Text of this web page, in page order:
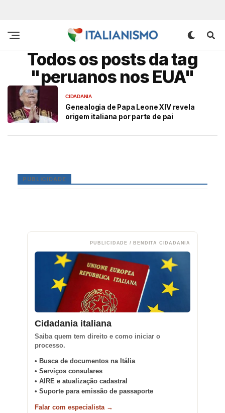
Todos os posts da tag
"peruanos nos EUA"
CIDADANIA
Genealogia de Papa Leone XIV revela
origem italiana por parte de pai
PUBLICIDADE
PUBLICIDADE / BENDITA CIDADANIA
Cidadania italiana
Saiba quem tem direito e como iniciar o
processo.
• Busca de documentos na Itália
• Serviços consulares
• AIRE e atualização cadastral
• Suporte para emissão de passaporte
Falar com especialista →